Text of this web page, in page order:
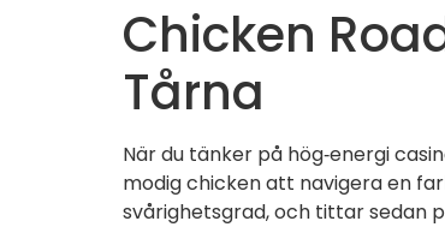
Chicken
Tårna
När du tänker på hög‑energi
modig chicken att navigera en
svårighetsgrad, och tittar sedan